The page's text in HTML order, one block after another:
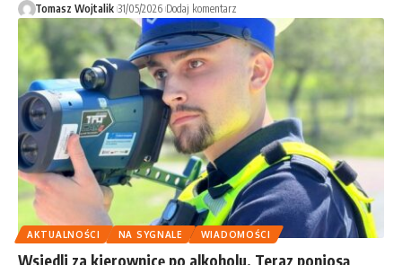
Tomasz Wojtalik 31/05/2026 Dodaj komentarz
AKTUALNOŚCI NA SYGNALE WIADOMOŚCI
Wsiedli za kierownicę po alkoholu. Teraz poniosą